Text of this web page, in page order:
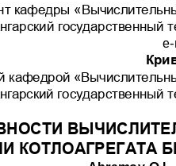
кафедры «
государственный
e-
кафедрой
государственный
КОТЛОАГРЕГАТА